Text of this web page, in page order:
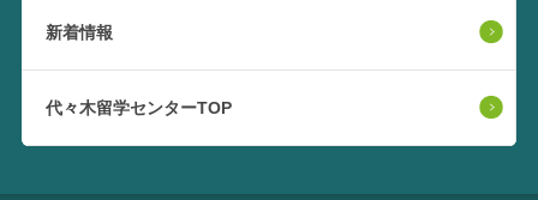
新着情報
代々木留学センターTOP